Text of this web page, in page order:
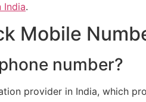
India.
Mobile
number?
provider in India, which